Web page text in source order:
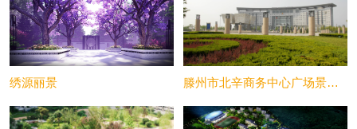
绣源丽景 滕州市北辛商务中心广场景观设计